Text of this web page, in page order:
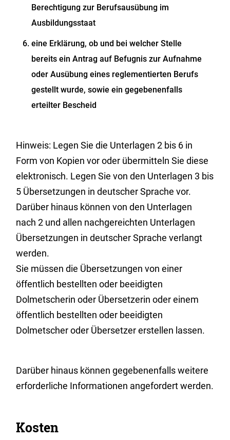
Berechtigung zur Berufsausübung im
Ausbildungsstaat
eine Erklärung, ob und bei welcher Stelle
bereits ein Antrag auf Befugnis zur Aufnahme
oder Ausübung eines reglementierten Berufs
gestellt wurde, sowie ein gegebenenfalls
erteilter Bescheid
Hinweis: Legen Sie die Unterlagen 2 bis 6 in
Form von Kopien vor oder übermitteln Sie diese
elektronisch. Legen Sie von den Unterlagen 3 bis
5 Übersetzungen in deutscher Sprache vor.
Darüber hinaus können von den Unterlagen
nach 2 und allen nachgereichten Unterlagen
Übersetzungen in deutscher Sprache verlangt
werden.
Sie müssen die Übersetzungen von einer
öffentlich bestellten oder beeidigten
Dolmetscherin oder Übersetzerin oder einem
öffentlich bestellten oder beeidigten
Dolmetscher oder Übersetzer erstellen lassen.
Darüber hinaus können gegebenenfalls weitere
erforderliche Informationen angefordert werden.
Kosten